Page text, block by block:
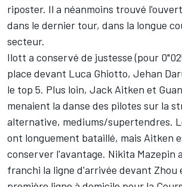
riposter. Il a néanmoins trouvé
dans le dernier tour, dans la longue
secteur.
Ilott a conservé de justesse (pour
place devant Luca Ghiotto, Jehan
le top 5. Plus loin, Jack Aitken et
menaient la danse des pilotes sur la
alternative, mediums/supertendres.
ont longuement bataillé, mais Aitken
conserver l'avantage. Nikita Mazepin
franchi la ligne d'arrivée devant Zhou